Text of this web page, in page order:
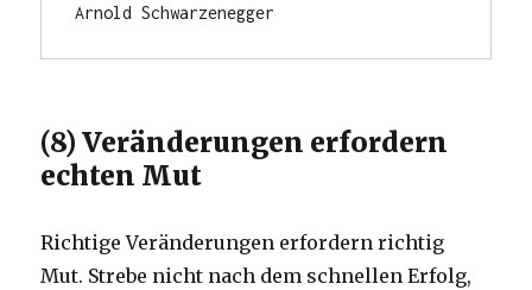
Arnold Schwarzenegger
(8) Veränderungen erfordern
echten Mut
Richtige Veränderungen erfordern richtig
Mut. Strebe nicht nach dem schnellen Erfolg,